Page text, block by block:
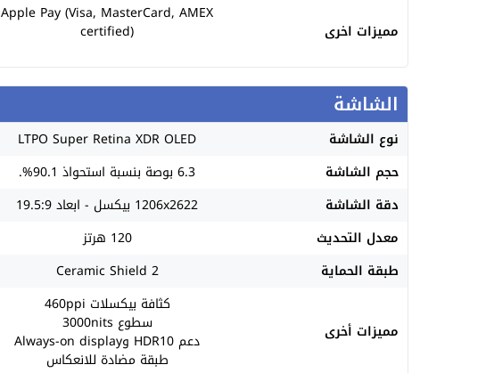
مميزات اخرى
Apple Pay (Visa, MasterCard, AMEX
certified)
الشاشة
نوع الشاشة LTPO Super Retina XDR OLED
حجم الشاشة
6.3 بوصة بنسبة استحواذ 90.1%.
دقة الشاشة
1206x2622 بيكسل - ابعاد 19.5:9
معدل التحديث
120 هرتز
طبقة الحماية
Ceramic Shield 2
مميزات أخرى
كثافة بيكسلات 460ppi
سطوع 3000nits
دعم HDR10 وAlways-on display
طبقة مضادة للانعكاس